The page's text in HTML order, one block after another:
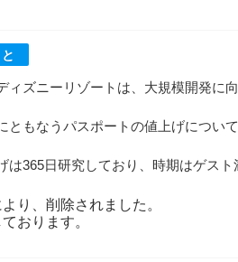
ィズニーリゾートは、大規模開発に
ともなうパスポートの値上げについ
は365日研究しており、時期はゲス
り、削除されました。
おります。